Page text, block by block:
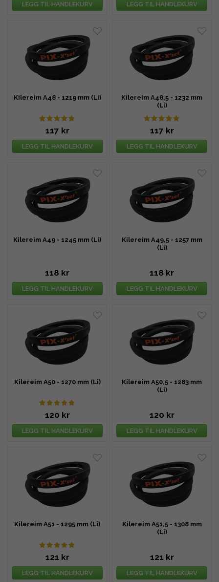
LEGG TIL HANDLEKURV LEGG TIL HANDLEKURV
Kilereim A48 - 1219 mm (Li)
117 kr
LEGG TIL HANDLEKURV
Kilereim A48,5 - 1232 mm
(Li)
117 kr
LEGG TIL HANDLEKURV
Kilereim A49 - 1245 mm (Li)
118 kr
LEGG TIL HANDLEKURV
Kilereim A49,5 - 1257 mm
(Li)
118 kr
LEGG TIL HANDLEKURV
Kilereim A50 - 1270 mm (Li)
120 kr
LEGG TIL HANDLEKURV
Kilereim A50,5 - 1283 mm
(Li)
120 kr
LEGG TIL HANDLEKURV
Kilereim A51 - 1295 mm (Li)
121 kr
LEGG TIL HANDLEKURV
Kilereim A51,5 - 1308 mm
(Li)
121 kr
LEGG TIL HANDLEKURV